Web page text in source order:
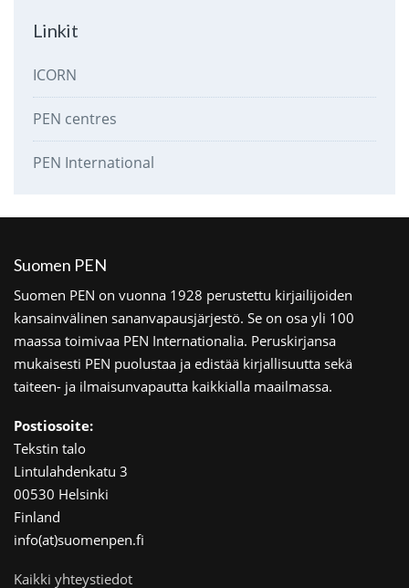
Linkit
ICORN
PEN centres
PEN International
Suomen PEN
Suomen PEN on vuonna 1928 perustettu kirjailijoiden
kansainvälinen sananvapausjärjestö. Se on osa yli 100
maassa toimivaa PEN Internationalia. Peruskirjansa
mukaisesti PEN puolustaa ja edistää kirjallisuutta sekä
taiteen- ja ilmaisunvapautta kaikkialla maailmassa.
Postiosoite:
Tekstin talo
Lintulahdenkatu 3
00530 Helsinki
Finland
info(at)suomenpen.fi
Kaikki yhteystiedot